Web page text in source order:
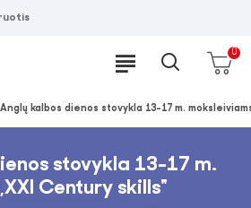
0
Anglų kalbos dienos stovykla 13-17 m.
stovykla 13-17 m.
Century skills"